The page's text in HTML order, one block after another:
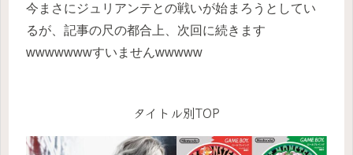
今まさにジュリアンテとの戦いが始まろうとしてい
るが、記事の尺の都合上、次回に続きます
wwwwwwwすいませんwwwww
タイトル別TOP